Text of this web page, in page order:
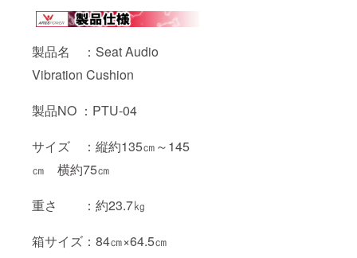
製品名 ：Seat Audio
Vibration Cushion
製品NO ：PTU-04
サイズ ：縦約135㎝～145
㎝ 横約75㎝
重さ ：約23.7㎏
箱サイズ：84㎝×64.5㎝